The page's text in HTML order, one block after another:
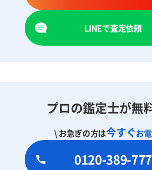
LINEで査定依頼
プロの鑑定士が無
\ お急ぎの方は今すぐお
0120-389-777